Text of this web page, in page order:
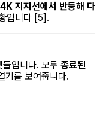
지지선에서 반등해 다
입니다 [5].
입니다. 모두 종료된
기를 보여줍니다.